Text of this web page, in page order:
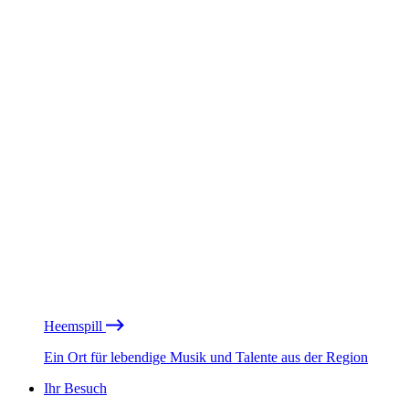
Heemspill
Ein Ort für lebendige Musik und Talente aus der Region
Ihr Besuch